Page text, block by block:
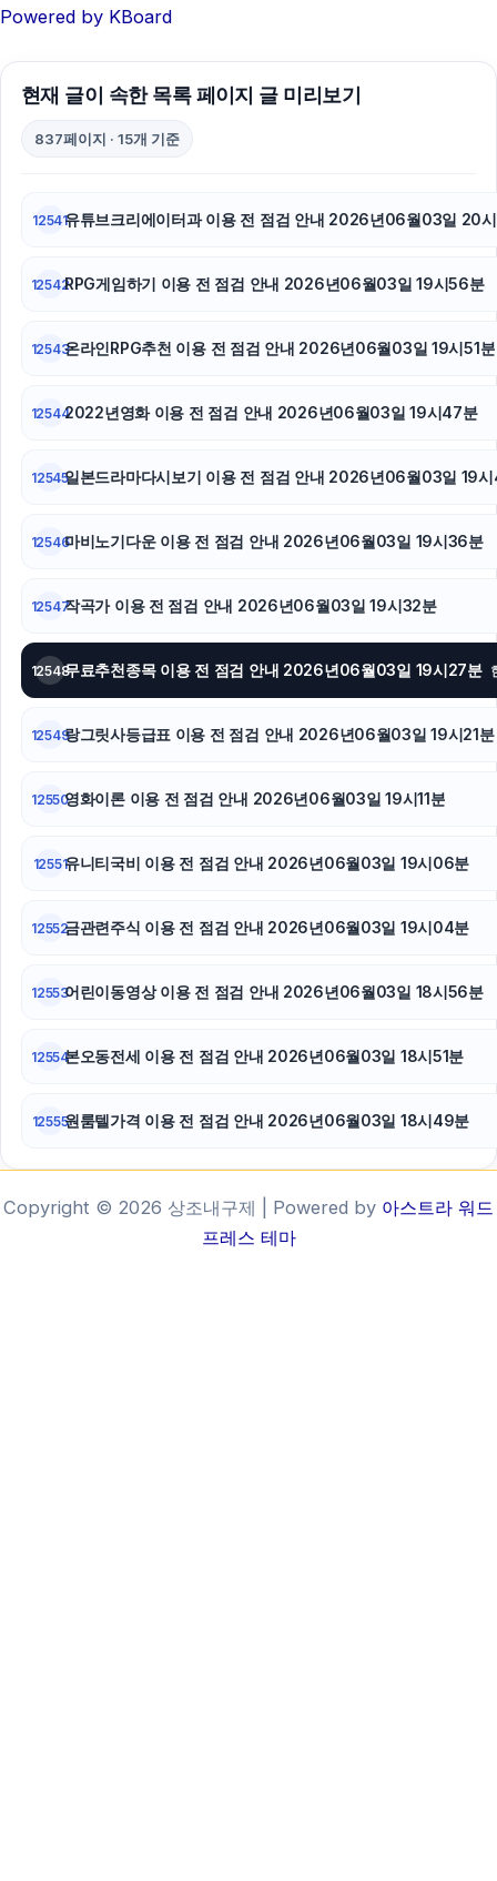
김해이혼전문변호사
서초하수구막힘
마포구하수구막힘
Powered by KBoard
현재 글이 속한 목록 페이지 글 미리보기
837페이지 · 15개 기준
12541유튜브크리에이터과 이용 전 점검 안내 2026년06월03일 20
12542RPG게임하기 이용 전 점검 안내 2026년06월03일 19시56분
12543온라인RPG추천 이용 전 점검 안내 2026년06월03일 19시51분
125442022년영화 이용 전 점검 안내 2026년06월03일 19시47분
12545일본드라마다시보기 이용 전 점검 안내 2026년06월03일 19시
12546마비노기다운 이용 전 점검 안내 2026년06월03일 19시36분
12547작곡가 이용 전 점검 안내 2026년06월03일 19시32분
12548무료추천종목 이용 전 점검 안내 2026년06월03일 19시27분
12549랑그릿사등급표 이용 전 점검 안내 2026년06월03일 19시21분
12550영화이론 이용 전 점검 안내 2026년06월03일 19시11분
12551유니티국비 이용 전 점검 안내 2026년06월03일 19시06분
12552금관련주식 이용 전 점검 안내 2026년06월03일 19시04분
12553어린이동영상 이용 전 점검 안내 2026년06월03일 18시56분
12554본오동전세 이용 전 점검 안내 2026년06월03일 18시51분
12555원룸텔가격 이용 전 점검 안내 2026년06월03일 18시49분
Copyright © 2026 상조내구제 | Powered by 아스트라 워드
프레스 테마